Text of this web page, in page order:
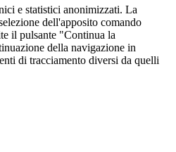
e statistici anonimizzati. La
dell'apposito comando
il pulsante "Continua la
della navigazione in
di tracciamento diversi da quelli